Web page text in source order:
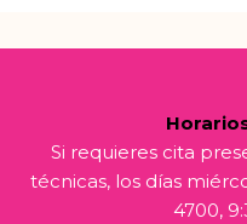
Si requieres cita
técnicas, los días
4700,